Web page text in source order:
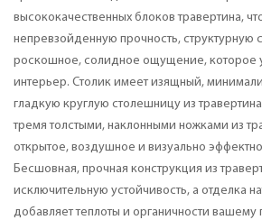
высококачественных блоков травертина,
непревзойденную прочность, структурную
роскошное, солидное ощущение, которое
интерьер. Столик имеет изящный,
гладкую круглую столешницу из
тремя толстыми, наклонными ножками из
открытое, воздушное и визуально
Бесшовная, прочная конструкция из
исключительную устойчивость, а отделка
добавляет теплоты и органичности вашему